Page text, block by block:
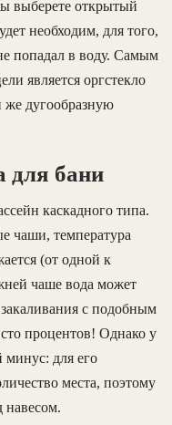
выберете открытый
необходим, для того,
попадал в воду. Самым
является оргстекло
дугообразную
для бани
каскадного типа.
чаши, температура
(от одной к
чаше вода может
с подобным
процентов! Однако у
минус: для его
места, поэтому
навесом.